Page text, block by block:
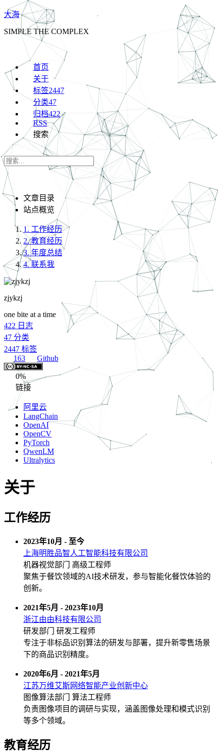
大海
SIMPLE THE COMPLEX
首页
关于
标签2447
分类47
归档422
RSS
搜索
文章目录
站点概览
1. 工作经历
2. 教育经历
3. 年度总结
4. 联系我
zjykzj
one bite at a time
422 日志
47 分类
2447 标签
163
Github
0%
链接
阿里云
LangChain
OpenAI
OpenCV
PyTorch
QwenLM
Ultralytics
关于
工作经历
2023年10月 - 至今
上海明胜品智人工智能科技有限公司
机器视觉部门 高级工程师
聚焦于餐饮领域的AI技术研发，参与智能化餐饮体验的
创新。
2021年5月 - 2023年10月
浙江由由科技有限公司
研发部门 研发工程师
专注于非标品识别算法的研发与部署，提升新零售场景
下的商品识别精度。
2020年6月 - 2021年5月
江苏万维艾斯网络智能产业创新中心
图像算法部门 算法工程师
负责图像项目的调研与实现，涵盖图像处理和模式识别
等多个领域。
教育经历